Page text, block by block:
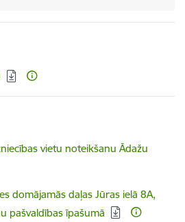
vietu noteikšanu Ādažu
domājamās daļas Jūras ielā 8A,
pašvaldības īpašumā